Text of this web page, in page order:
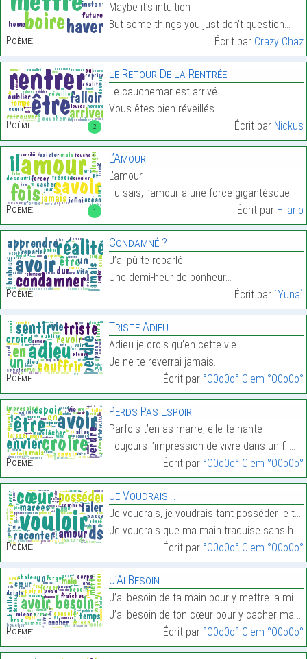
Poème:
Maybe it’s intuition
But some things you just don’t question…
Écrit par Crazy Chaz
2
Poème:
Le Retour De La Rentrée
Le cauchemar est arrivé
Vous êtes bien réveillés…
Écrit par Nickus
1
Poème:
L’Amour
L’amour
Tu sais, l’amour a une force gigantèsque…
Écrit par Hilario
Poème:
Condamné ?
J’ai pù te reparlé
Une demi-heur de bonheur…
Écrit par `Yuna`
Poème:
Triste Adieu
Adieu je crois qu’en cette vie
Je ne te reverrai jamais.…
Écrit par °O0o0o° Clem °O0o0o°
Poème:
Perds Pas Espoir
Parfois t’en as marre, elle te hante
Toujours l’impression de vivre dans un film d’épou…
Écrit par °O0o0o° Clem °O0o0o°
Poème:
Je Voudrais. .
Je voudrais, je voudrais tant posséder le talent d
Je voudrais que ma main traduise sans hésiter…
Écrit par °O0o0o° Clem °O0o0o°
Poème:
J’Ai Besoin
J’ai besoin de ta main pour y mettre la mienne,
J’ai besoin de ton cœur pour y cacher ma peine…
Écrit par °O0o0o° Clem °O0o0o°